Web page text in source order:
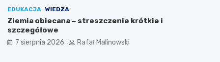
EDUKACJA WIEDZA
Ziemia obiecana – streszczenie krótkie i
szczegółowe
7 sierpnia 2026 Rafał Malinowski